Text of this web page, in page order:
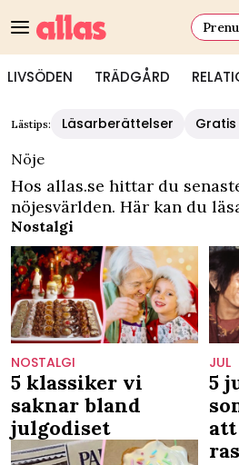
LIVSÖDEN TRÄDGÅRD
Allas - Nöje - artiklar från
Lästips: Läsarberättelser
Nöje
Hos allas.se hittar du
nöjesvärlden. Här kan du
spännande berättelser och
personer till glammiga
skriver om folkkära
galor, och ger dig även tips
tv-program, film, poddar,
allt om underhållning här!
Nostalgi
NOSTALGI
5 klassiker vi
saknar bland
julgodiset
JUL
5